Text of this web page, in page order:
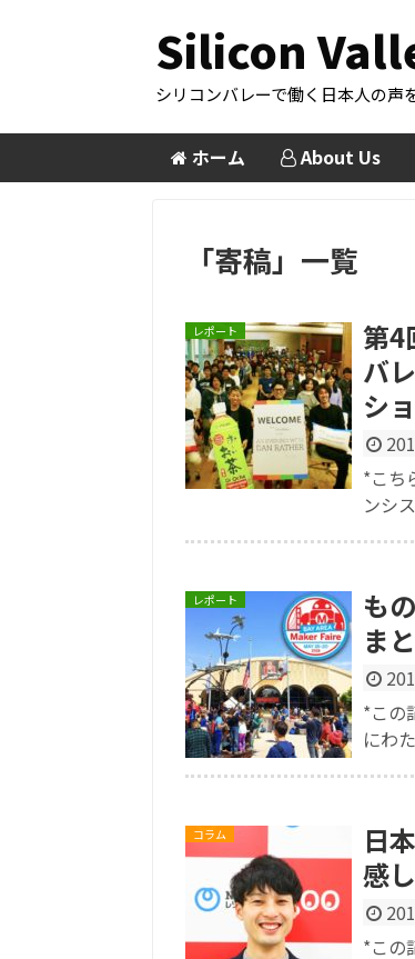
Silicon
シリコンバレーで働く日本人の声
ホーム About Us
「寄稿」 一覧
レポート
第4
バ
シ
*こち
ンシ
レポート
も
ま
*この
にわ
コラム
日
感
*この